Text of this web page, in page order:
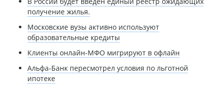
получение жилья.
Московские вузы активно используют
образовательные кредиты
Клиенты онлайн-МФО мигрируют в офлайн
Альфа-Банк пересмотрел условия по льготной
ипотеке